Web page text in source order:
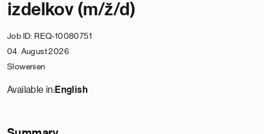
izdelkov (m/ž/d)
Job ID REQ-10080751
04. August 2026
Slowenien
Available in:English